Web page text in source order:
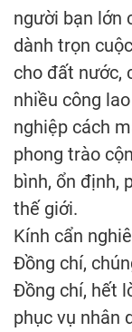
người bạn lớn
dành trọn
cho đất nước,
nhiều công
nghiệp cách
phong trào
bình, ổn định,
thế giới.
Kính cẩn
Đồng chí,
Đồng chí, hết
phục vụ nhân